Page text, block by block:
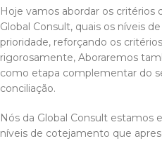
Hoje vamos abordar os critérios
Global Consult, quais os níveis
prioridade, reforçando os
rigorosamente, Aboraremos
como etapa complementar do
conciliação.
Nós da Global Consult estamos
níveis de cotejamento que